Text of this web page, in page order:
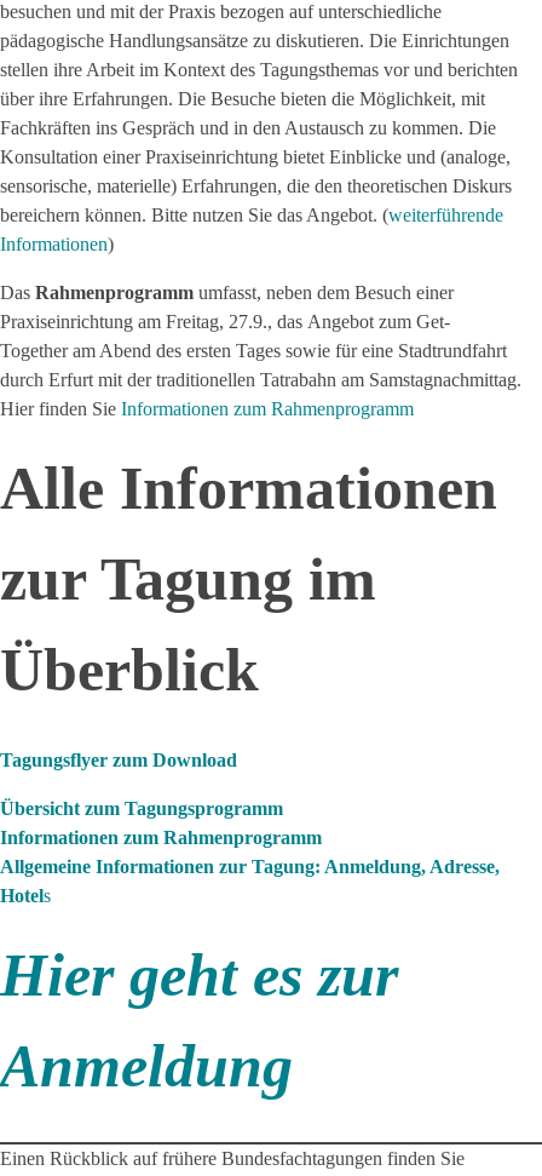
besuchen und mit der Praxis bezogen auf unterschiedliche
pädagogische Handlungsansätze zu diskutieren. Die Einrichtungen
stellen ihre Arbeit im Kontext des Tagungsthemas vor und berichten
über ihre Erfahrungen. Die Besuche bieten die Möglichkeit, mit
Fachkräften ins Gespräch und in den Austausch zu kommen. Die
Konsultation einer Praxiseinrichtung bietet Einblicke und (analoge,
sensorische, materielle) Erfahrungen, die den theoretischen Diskurs
bereichern können. Bitte nutzen Sie das Angebot. (weiterführende
Informationen)
Das Rahmenprogramm umfasst, neben dem Besuch einer
Praxiseinrichtung am Freitag, 27.9., das Angebot zum Get-
Together am Abend des ersten Tages sowie für eine Stadtrundfahrt
durch Erfurt mit der traditionellen Tatrabahn am Samstagnachmittag.
Hier finden Sie Informationen zum Rahmenprogramm
Alle Informationen
zur Tagung im
Überblick
Tagungsflyer zum Download
Übersicht zum Tagungsprogramm
Informationen zum Rahmenprogramm
Allgemeine Informationen zur Tagung: Anmeldung, Adresse,
Hotels
Hier geht es zur
Anmeldung
Einen Rückblick auf frühere Bundesfachtagungen finden Sie